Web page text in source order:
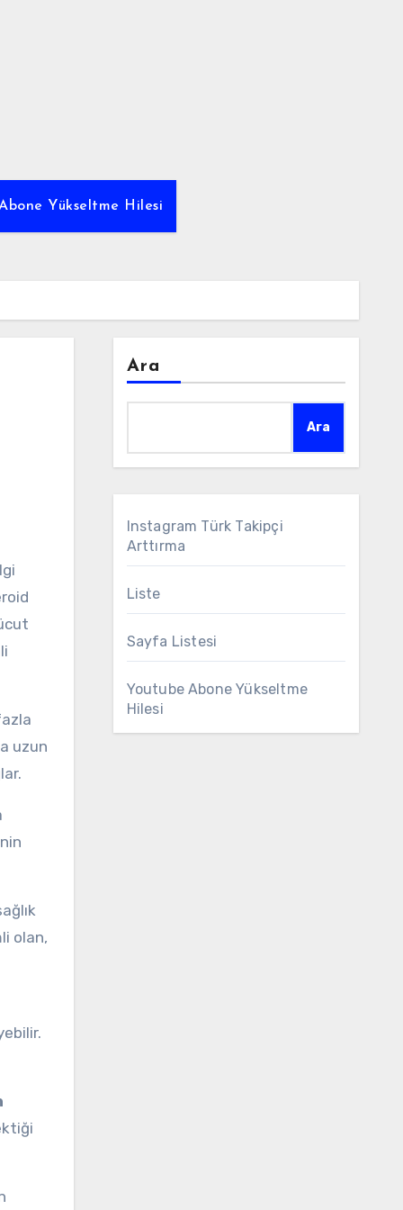
Yükseltme Hilesi
uzun
olan,
Ara
Ara
Instagram Türk Takipçi
Arttırma
Liste
Sayfa Listesi
Youtube Abone Yükseltme
Hilesi